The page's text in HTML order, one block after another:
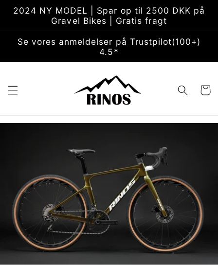
Gå til
2024 NY MODEL | Spar op til 2500 DKK på
Gravel Bikes | Gratis fragt
Se vores anmeldelser på Trustpilot(100+)
4.5*